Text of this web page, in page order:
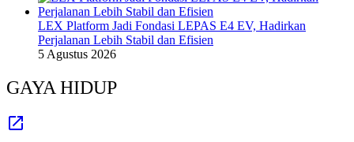
LEX Platform Jadi Fondasi LEPAS E4 EV, Hadirkan
Perjalanan Lebih Stabil dan Efisien
5 Agustus 2026
GAYA HIDUP